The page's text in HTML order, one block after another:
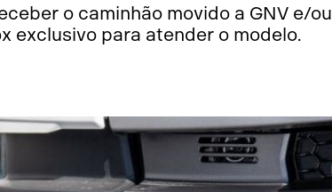
o caminhão movido a GNV e/ou
exclusivo para atender o modelo.